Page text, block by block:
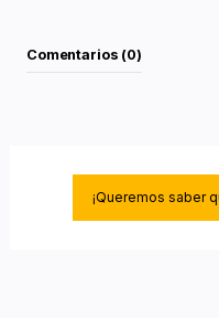
Comentarios (0)
¡Queremos saber